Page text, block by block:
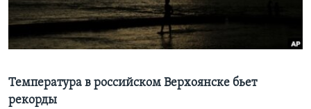
Learning English
Температура в российском Верхоянске бьет
рекорды